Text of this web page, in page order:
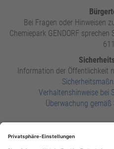
Bei Fragen oder Hinweisen
Chemiepark GENDORF
Information der Öffentlichkeit
Verhaltenshinweise bei
Überwachung